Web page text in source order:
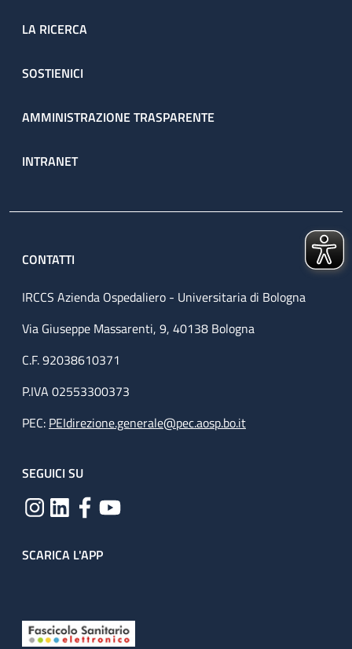
LA RICERCA
SOSTIENICI
AMMINISTRAZIONE TRASPARENTE
INTRANET
CONTATTI
IRCCS Azienda Ospedaliero - Universitaria di Bologna
Via Giuseppe Massarenti, 9, 40138 Bologna
C.F. 92038610371
P.IVA 02553300373
PEC: PEIdirezione.generale@pec.aosp.bo.it
SEGUICI SU
SCARICA L'APP